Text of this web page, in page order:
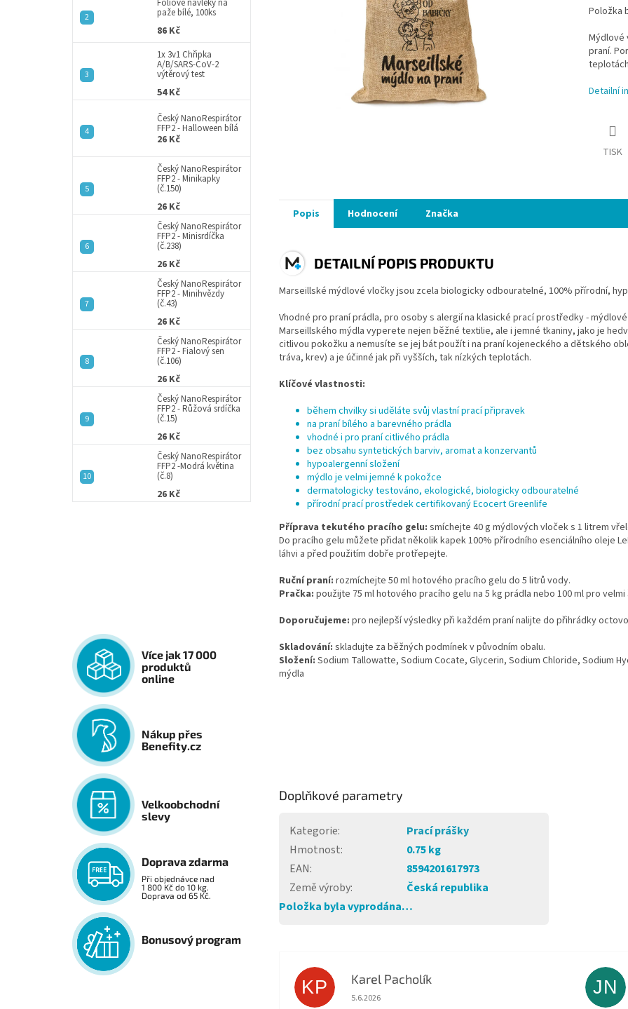
paže bílé, 100ks
86 Kč
1x 3v1 Chřipka
A/B/SARS-CoV-2
výtěrový test
54 Kč
Český NanoRespirátor
FFP2 - Halloween bílá
26 Kč
Český NanoRespirátor
FFP2 - Minikapky
(č.150)
26 Kč
Český NanoRespirátor
FFP2 - Minisrdíčka
(č.238)
26 Kč
Český NanoRespirátor
FFP2 - Minihvězdy
(č.43)
26 Kč
Český NanoRespirátor
FFP2 - Fialový sen
(č.106)
26 Kč
Český NanoRespirátor
FFP2 - Růžová srdíčka
(č.15)
26 Kč
Český NanoRespirátor
FFP2 -Modrá květina
(č.8)
26 Kč
Více jak 17 000
produktů
online
Nákup přes
Benefity.cz
Velkoobchodní
slevy
Doprava zdarma
Při objednávce nad
1 800 Kč do 10 kg.
Doprava od 65 Kč.
Bonusový program
Položka
Mýdlové
praní.
Detailní
TISK
Popis Hodnocení Značka
DETAILNÍ POPIS PRODUKTU
Marseillské mýdlové vločky jsou zcela biologicky odbouratelné, 100% přírodní,
Vhodné pro praní prádla, pro osoby s alergií na klasické prací prostředky -
Marseillského mýdla vyperete nejen běžné textilie, ale i jemné tkaniny, jako je
citlivou pokožku a nemusíte se jej bát použít i na praní kojeneckého a dětského
tráva, krev) a je účinné jak při vyšších, tak nízkých teplotách.
Klíčové vlastnosti:
během chvilky si uděláte svůj vlastní prací připravek
na praní bílého a barevného prádla
vhodné i pro praní citlivého prádla
bez obsahu syntetických barviv, aromat a konzervantů
hypoalergenní složení
mýdlo je velmi jemné k pokožce
dermatologicky testováno, ekologické, biologicky odbouratelné
přírodní prací prostředek certifikovaný Ecocert Greenlife
Příprava tekutého pracího gelu: smíchejte 40 g mýdlových vloček s 1 litrem
Do pracího gelu můžete přidat několik kapek 100% přírodního esenciálního oleje
láhvi a před použitím dobře protřepejte.
Ruční praní: rozmíchejte 50 ml hotového pracího gelu do 5 litrů vody.
Pračka: použijte 75 ml hotového pracího gelu na 5 kg prádla nebo 100 ml pro
Doporučujeme: pro nejlepší výsledky při každém praní nalijte do přihrádky
Skladování: skladujte za běžných podmínek v původním obalu.
Složení: Sodium Tallowatte, Sodium Cocate, Glycerin, Sodium Chloride, Sodium
mýdla
Doplňkové parametry
Kategorie:
Prací prášky
Hmotnost:
0.75 kg
EAN:
8594201617973
Země výroby:
Česká republika
Položka byla vyprodána…
KP Karel Pacholík
Hodnocení obchodu je 4 z 5 hvězdiček.
5.6.2026
JN